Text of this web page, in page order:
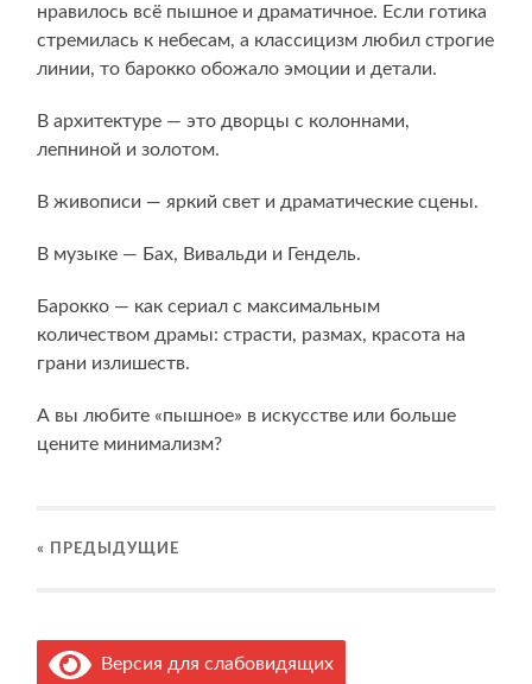
нравилось всё пышное и драматичное. Если готика
стремилась к небесам, а классицизм любил строгие
линии, то барокко обожало эмоции и детали.
В архитектуре — это дворцы с колоннами,
лепниной и золотом.
В живописи — яркий свет и драматические сцены.
В музыке — Бах, Вивальди и Гендель.
Барокко — как сериал с максимальным
количеством драмы: страсти, размах, красота на
грани излишеств.
А вы любите «пышное» в искусстве или больше
цените минимализм?
« ПРЕДЫДУЩИЕ
Версия для слабовидящих